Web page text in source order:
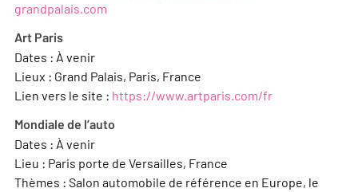
grandpalais.com
Art Paris
Dates : À venir
Lieux : Grand Palais, Paris, France
Lien vers le site : https://www.artparis.com/fr
Mondiale de l’auto
Dates : À venir
Lieu : Paris porte de Versailles, France
Thèmes : Salon automobile de référence en Europe, le